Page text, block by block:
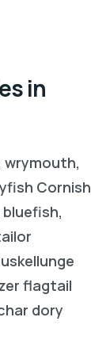
in
wrymouth,
Cornish
flagtail
dory